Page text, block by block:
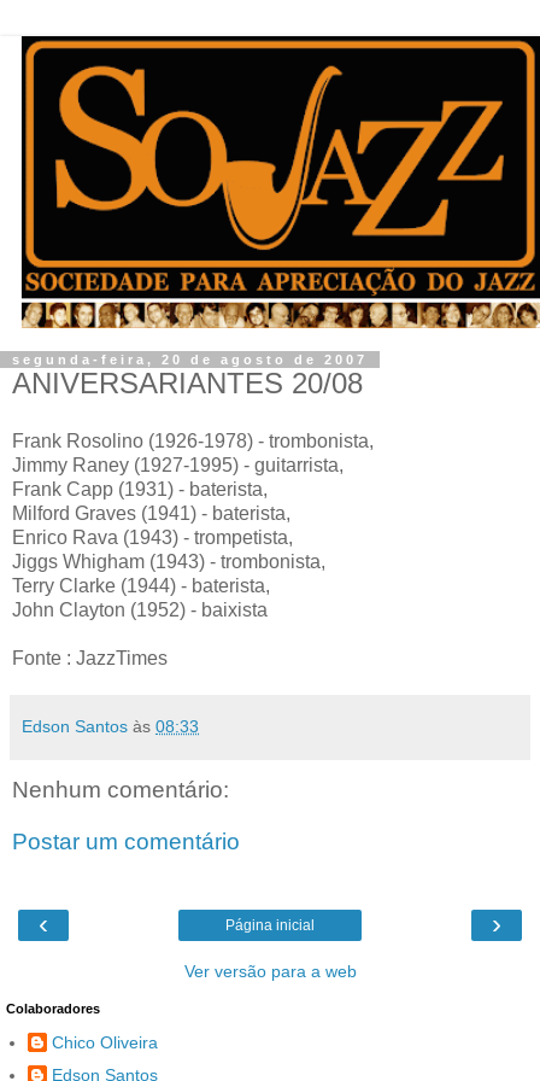
segunda-feira, 20 de agosto de 2007
ANIVERSARIANTES 20/08
Frank Rosolino (1926-1978) - trombonista,
Jimmy Raney (1927-1995) - guitarrista,
Frank Capp (1931) - baterista,
Milford Graves (1941) - baterista,
Enrico Rava (1943) - trompetista,
Jiggs Whigham (1943) - trombonista,
Terry Clarke (1944) - baterista,
John Clayton (1952) - baixista
Fonte : JazzTimes
Edson Santos às 08:33
Nenhum comentário:
Postar um comentário
‹ ›
Página inicial
Ver versão para a web
Colaboradores
Chico Oliveira
Edson Santos